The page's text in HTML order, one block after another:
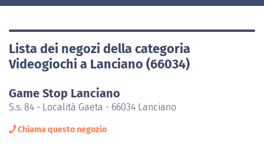
Lista dei negozi della categoria
Videogiochi a Lanciano (66034)
Game Stop Lanciano
S.s. 84 - Località Gaeta - 66034 Lanciano
Chiama questo negozio